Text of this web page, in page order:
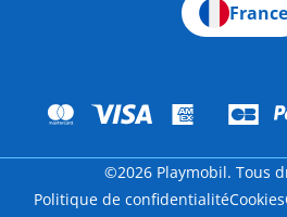
France
©2026 Playmobil. Tous
Politique de confidentialitéCookies